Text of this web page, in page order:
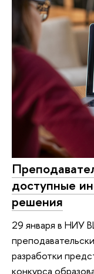
доступные
решения
29 января в НИУ
разработки
конкурса